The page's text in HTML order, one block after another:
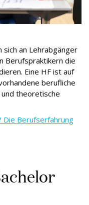
sich an Lehrabgänger
Berufspraktikern die
Eine HF ist auf
berufliche
theoretische
Die Berufserfahrung